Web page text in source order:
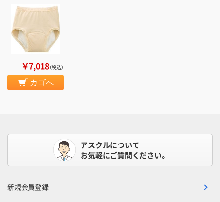
￥7,018（税込）
カゴへ
アスクルについて
お気軽にご質問ください。
新規会員登録